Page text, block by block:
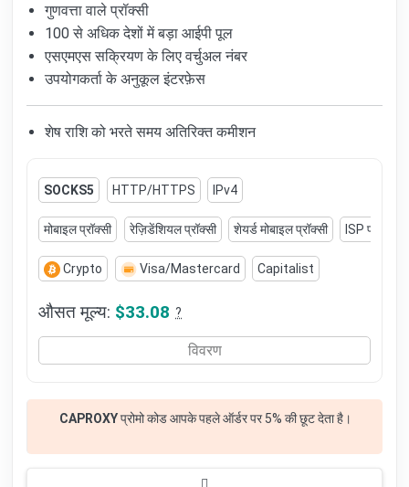
गुणवत्ता वाले प्रॉक्सी
100 से अधिक देशों में बड़ा आईपी पूल
एसएमएस सक्रियण के लिए वर्चुअल नंबर
उपयोगकर्ता के अनुकूल इंटरफ़ेस
शेष राशि को भरते समय अतिरिक्त कमीशन
SOCKS5 HTTP/HTTPS IPv4
मोबाइल प्रॉक्सी रेज़िडेंशियल प्रॉक्सी शेयर्ड मोबाइल प्रॉक्सी ISP प्रॉक्सी
Crypto Visa/Mastercard Capitalist
औसत मूल्य: $33.08 ?
विवरण
CAPROXYप्रोमो कोड आपके पहले ऑर्डर पर 5% की छूट देता है।